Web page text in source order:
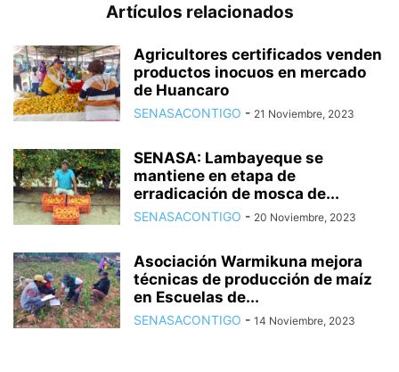
Artículos relacionados
Agricultores certificados venden
productos inocuos en mercado
de Huancaro
SENASACONTIGO - 21 Noviembre, 2023
SENASA: Lambayeque se
mantiene en etapa de
erradicación de mosca de...
SENASACONTIGO - 20 Noviembre, 2023
Asociación Warmikuna mejora
técnicas de producción de maíz
en Escuelas de...
SENASACONTIGO - 14 Noviembre, 2023